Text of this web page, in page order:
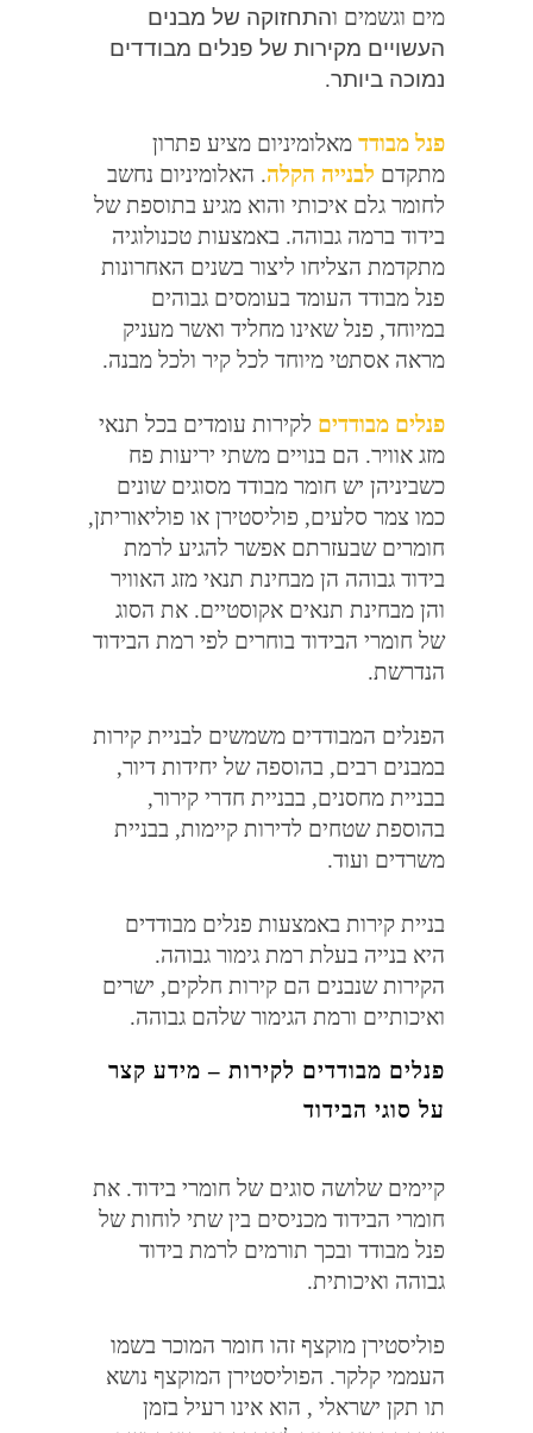
מים וגשמים והתחזוקה של מבנים
העשויים מקירות של פנלים מבודדים
נמוכה ביותר.
פנל מבודד מאלומיניום מציע פתרון
מתקדם לבנייה הקלה. האלומיניום נחשב
לחומר גלם איכותי והוא מגיע בתוספת של
בידוד ברמה גבוהה. באמצעות טכנולוגיה
מתקדמת הצליחו ליצור בשנים האחרונות
פנל מבודד העומד בעומסים גבוהים
במיוחד, פנל שאינו מחליד ואשר מעניק
מראה אסתטי מיוחד לכל קיר ולכל מבנה.
פנלים מבודדים לקירות עומדים בכל תנאי
מזג אוויר. הם בנויים משתי יריעות פח
כשביניהן יש חומר מבודד מסוגים שונים
כמו צמר סלעים, פוליסטירן או פוליאוריתן,
חומרים שבעזרתם אפשר להגיע לרמת
בידוד גבוהה הן מבחינת תנאי מזג האוויר
והן מבחינת תנאים אקוסטיים. את הסוג
של חומרי הבידוד בוחרים לפי רמת הבידוד
הנדרשת.
הפנלים המבודדים משמשים לבניית קירות
במבנים רבים, בהוספה של יחידות דיור,
בבניית מחסנים, בבניית חדרי קירור,
בהוספת שטחים לדירות קיימות, בבניית
משרדים ועוד.
בניית קירות באמצעות פנלים מבודדים
היא בנייה בעלת רמת גימור גבוהה.
הקירות שנבנים הם קירות חלקים, ישרים
ואיכותיים ורמת הגימור שלהם גבוהה.
פנלים מבודדים לקירות – מידע קצר
על סוגי הבידוד
קיימים שלושה סוגים של חומרי בידוד. את
חומרי הבידוד מכניסים בין שתי לוחות של
פנל מבודד ובכך תורמים לרמת בידוד
גבוהה ואיכותית.
פוליסטירן מוקצף זהו חומר המוכר בשמו
העממי קלקר. הפוליסטירן המוקצף נושא
תו תקן ישראלי , הוא אינו רעיל בזמן